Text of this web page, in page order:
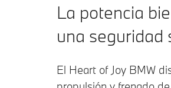
La potencia
una seguridad
El Heart of Joy BMW